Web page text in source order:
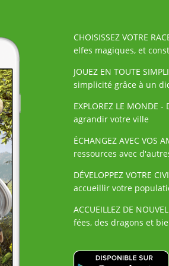
CHOISISSEZ VOTRE
elfes magiques, et
JOUEZ EN TOUTE
simplicité grâce à un
EXPLOREZ LE
agrandir votre ville
ÉCHANGEZ AVEC
ressources avec
DÉVELOPPEZ VOTRE
accueillir votre
ACCUEILLEZ DE
fées, des dragons et